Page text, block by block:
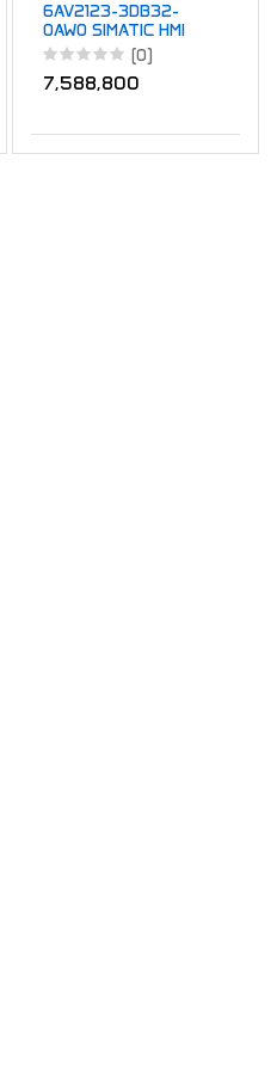
6AV2123-3DB32-
0AW0 SIMATIC HMI
MTP400 Unified Basic
(0)
7,588,800